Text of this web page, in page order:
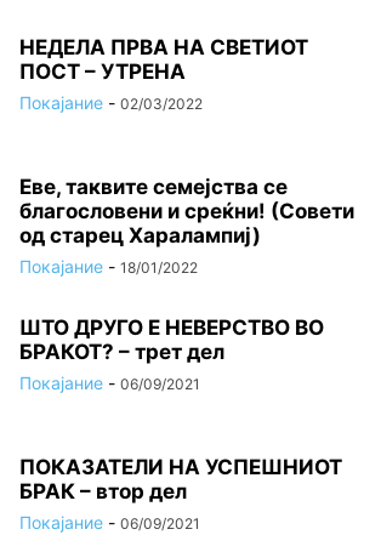
НЕДЕЛА ПРВА НА СВЕТИОТ
ПОСТ – УТРЕНА
Покајание - 02/03/2022
Еве, таквите семејства се
благословени и среќни! (Совети
од старец Харалампиј)
Покајание - 18/01/2022
ШТО ДРУГО Е НЕВЕРСТВО ВО
БРАКОТ? – трет дел
Покајание - 06/09/2021
ПОКАЗАТЕЛИ НА УСПЕШНИОТ
БРАК – втор дел
Покајание - 06/09/2021